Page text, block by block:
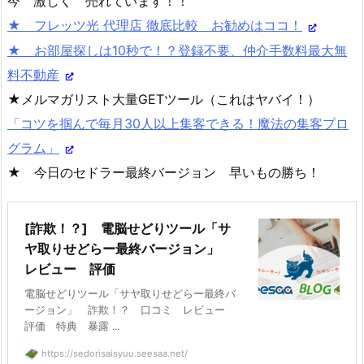
★ フレッツ光 代理店 徹底比較 お勧めはココ！
★ お部屋探しは10秒で！？登録不要、仲介手数料最大無
料不動産
★メルマガリスト大量GETツール（これはヤバイ！）
「コツを掴んで毎月30人以上集客できる！魔法の集客プロ
グラム」
★ 今日のセドラー最終バージョン 早いもの勝ち！
[詐欺！？] 電脳せどりツール「サ
ヤ取りせどらー最終バージョン」
レビュー 評価
電脳せどりツール「サヤ取りせどらー最終バ
ージョン」 詐欺！？ 口コミ レビュー
評価 特典 暴露 ...
https://sedorisaisyuu.seesaa.net/